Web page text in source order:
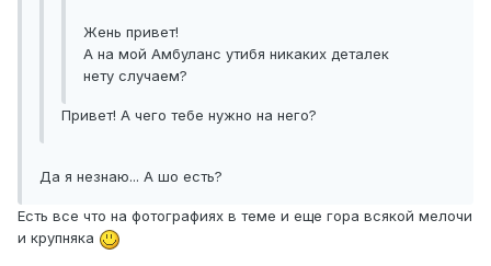
Жень привет!
А на мой Амбуланс утибя никаких деталек
нету случаем?
Привет! А чего тебе нужно на него?
Да я незнаю... А шо есть?
Есть все что на фотографиях в теме и еще гора всякой мелочи
и крупняка